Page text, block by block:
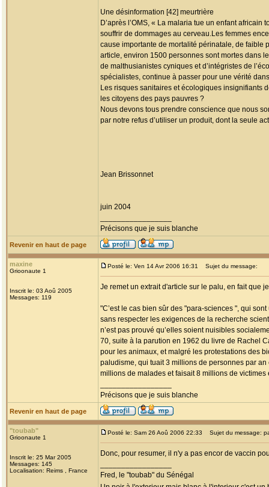
Une désinformation [42] meurtrière
D’après l’OMS, « La malaria tue un enfant
souffrir de dommages au cerveau.Les femmes
cause importante de mortalité périnatale, de faible
article, environ 1500 personnes sont mortes dans
de malthusianistes cyniques et d’intégristes de
spécialistes, continue à passer pour une vérité
Les risques sanitaires et écologiques insignifiants
les citoyens des pays pauvres ?
Nous devons tous prendre conscience que nous
par notre refus d’utiliser un produit, dont la seule
Jean Brissonnet
juin 2004
Précisons que je suis blanche
Revenir en haut de page
maxine
Grioonaute 1
Inscrit le: 03 Aoû 2005
Messages: 119
Posté le: Ven 14 Avr 2006 16:31 Sujet du message:
Je remet un extrait d'article sur le palu, en fait que
"C’est le cas bien sûr des "para-sciences ", qui
sans respecter les exigences de la recherche
n’est pas prouvé qu’elles soient nuisibles
70, suite à la parution en 1962 du livre de Rachel
pour les animaux, et malgré les protestations des
paludisme, qui tuait 3 millions de personnes par
millions de malades et faisait 8 millions de victimes
Précisons que je suis blanche
Revenir en haut de page
"toubab"
Grioonaute 1
Inscrit le: 25 Mar 2005
Messages: 145
Localisation: Reims , France
Posté le: Sam 26 Aoû 2006 22:33 Sujet du message:
Donc, pour resumer, il n'y a pas encor de vaccin
Fred, le "toubab" du Sénégal